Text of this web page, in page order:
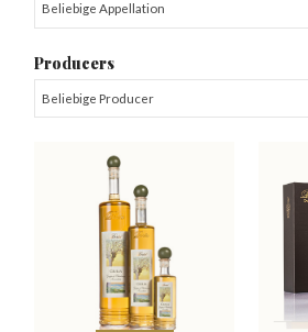
Beliebige Appellation
Producers
Beliebige Producer